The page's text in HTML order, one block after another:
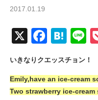
2017.01.19
X
いきなりクエッスチョン！
Emily,have an ice-cream
Two strawberry ice-cream